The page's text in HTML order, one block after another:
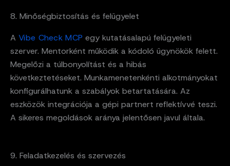
8. Minőségbiztosítás és felügyelet
A Vibe Check MCP egy kutatásalapú felügyeleti
szerver. Mentorként működik a kódoló ügynökök felett.
Megelőzi a túlbonyolítást és a hibás
következtetéseket. Munkamenetenkénti alkotmányokat
konfigurálhatunk a szabályok betartatására. Az
eszközök integrációja a gépi partnert reflektívvé teszi.
A sikeres megoldások aránya jelentősen javul általa.
9. Feladatkezelés és szervezés